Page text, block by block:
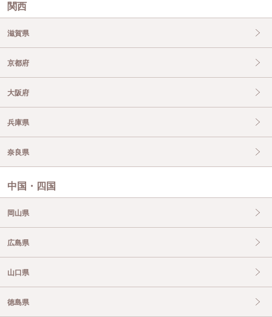
関西
滋賀県
京都府
大阪府
兵庫県
奈良県
中国・四国
岡山県
広島県
山口県
徳島県